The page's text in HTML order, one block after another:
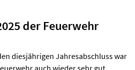
der Feuerwehr
diesjährigen Jahresabschluss war
auch wieder sehr gut